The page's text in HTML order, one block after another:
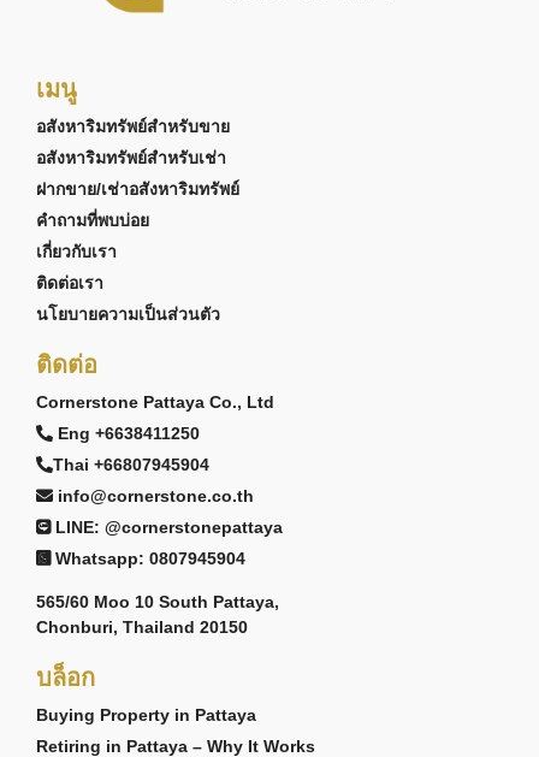
เมนู
อสังหาริมทรัพย์สำหรับขาย
อสังหาริมทรัพย์สำหรับเช่า
ฝากขาย/เช่าอสังหาริมทรัพย์
คำถามที่พบบ่อย
เกี่ยวกับเรา
ติดต่อเรา
นโยบายความเป็นส่วนตัว
ติดต่อ
Cornerstone Pattaya Co., Ltd
Eng +6638411250
Thai +66807945904
info@cornerstone.co.th
LINE: @cornerstonepattaya
Whatsapp: 0807945904
565/60 Moo 10 South Pattaya,
Chonburi, Thailand 20150
บล็อก
Buying Property in Pattaya
Retiring in Pattaya – Why It Works